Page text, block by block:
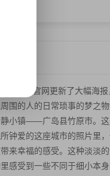
今日，官网更新了大幅海
围的人的日常琐事的梦之
小镇——广岛县竹原市。
钟爱的这座城市的照片里
来幸福的感受。这种淡淡
感受到一些不同于细小本